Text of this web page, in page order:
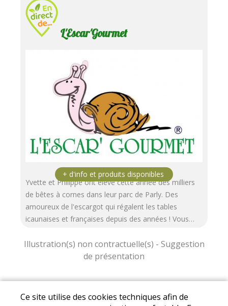
L'Escar'Gourmet
Yvette et Philippe ont élevé cette année des milliers
de bêtes à cornes dans leur parc de Parly. Des
amoureux de l'escargot qui régalent les tables
icaunaises et françaises depuis des années ! Vous…
Ventes|Protection des données personnelles
Ce site utilise des cookies techniques afin de